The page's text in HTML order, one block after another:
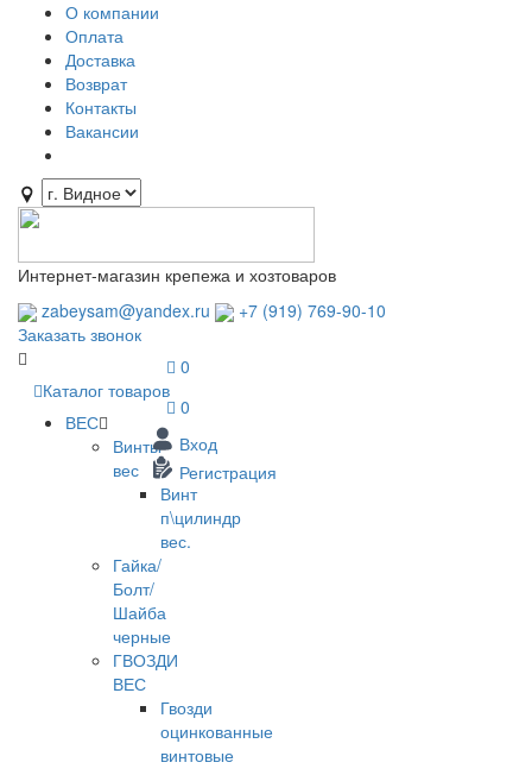
О компании
Оплата
Доставка
Возврат
Контакты
Вакансии
Интернет-магазин крепежа и хозтоваров
zabeysam@yandex.ru
+7 (919) 769-90-10
Заказать звонок
Каталог товаров
ВЕС
Винты
вес
Винт
п\цилиндр
вес.
Гайка/
Болт/
Шайба
черные
ГВОЗДИ
ВЕС
Гвозди
оцинкованные
винтовые
0
0
Вход
Регистрация